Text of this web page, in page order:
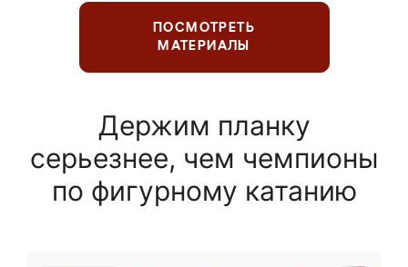
ПОСМОТРЕТЬ
МАТЕРИАЛЫ
Держим планку
серьезнее, чем чемпионы
по фигурному катанию